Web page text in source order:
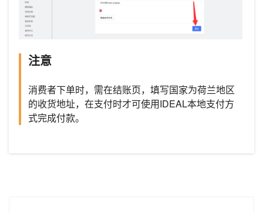
注意
消费者下单时，需在结账页，填写国家为荷兰地区
的收货地址，在支付时才可使用IDEAL本地支付方
式完成付款。